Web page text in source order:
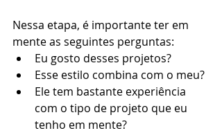
Nessa etapa, é importante ter em
mente as seguintes perguntas:
Eu gosto desses projetos?
Esse estilo combina com o meu?
Ele tem bastante experiência
com o tipo de projeto que eu
tenho em mente?